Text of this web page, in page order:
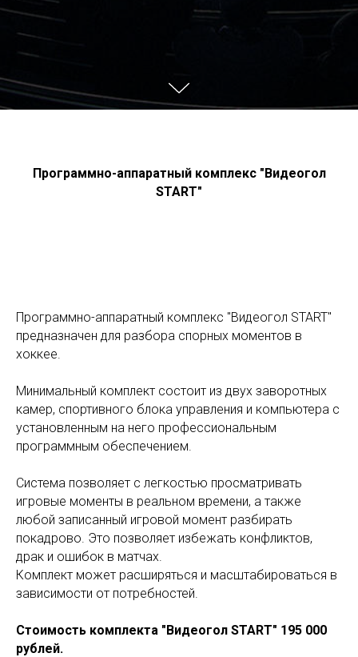
Программно-аппаратный комплекс "Видеогол
START"
Программно-аппаратный комплекс "Видеогол START"
предназначен для разбора спорных моментов в
хоккее.
Минимальный комплект состоит из двух заворотных
камер, спортивного блока управления и компьютера с
установленным на него профессиональным
программным обеспечением.
Система позволяет с легкостью просматривать
игровые моменты в реальном времени, а также
любой записанный игровой момент разбирать
покадрово. Это позволяет избежать конфликтов,
драк и ошибок в матчах.
Комплект может расширяться и масштабироваться в
зависимости от потребностей.
Стоимость комплекта "Видеогол START" 195 000
рублей.